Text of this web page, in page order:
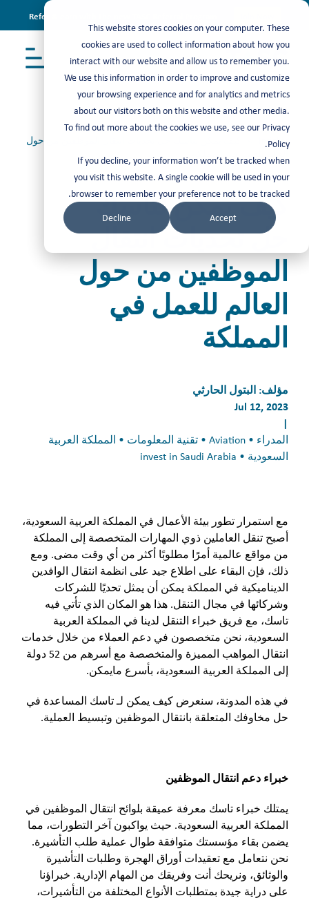
This website stores cookies on your computer. These
cookies are used to collect information about how you
interact with our website and allow us to remember you.
We use this information in order to improve and customize
your browsing experience and for analytics and metrics
about our visitors both on this website and other media.
To find out more about the cookies we use, see our Privacy
Policy.
If you decline, your information won’t be tracked when
you visit this website. A single cookie will be used in your
browser to remember your preference not to be tracked.
Accept
Decline
Refer & earn with the new TASC Referral Program
Insights
> كيف يمكن لتاسك حل تحديات انتقال الموظفين من حول
كيف يمكن لتاسك
حل تحديات انتقال
الموظفين من حول
العالم للعمل في
المملكة
مؤلف: البتول الحارثي
Jul 12, 2023
|
المدراء • Aviation • تقنية المعلومات • المملكة العربية
السعودية • invest in Saudi Arabia
مع استمرار تطور بيئة الأعمال في المملكة العربية السعودية،
أصبح تنقل العاملين ذوي المهارات المتخصصة إلى المملكة
من مواقع عالمية أمرًا مطلوبًا أكثر من أي وقت مضى. ومع
ذلك، فإن البقاء على اطلاع جيد على انظمة انتقال الوافدين
الديناميكية في المملكة يمكن أن يمثل تحديًا للشركات
وشركائها في مجال التنقل. هذا هو المكان الذي تأتي فيه
تاسك، مع فريق خبراء التنقل لدينا في المملكة العربية
السعودية، نحن متخصصون في دعم العملاء من خلال خدمات
انتقال المواهب المميزة والمتخصصة مع أسرهم من 52 دولة
إلى المملكة العربية السعودية، بأسرع مايمكن.
في هذه المدونة، سنعرض كيف يمكن لـ تاسك المساعدة في
حل مخاوفك المتعلقة بانتقال الموظفين وتبسيط العملية.
خبراء دعم انتقال الموظفين
يمتلك خبراء تاسك معرفة عميقة بلوائح انتقال الموظفين في
المملكة العربية السعودية. حيث يواكبون آخر التطورات، مما
يضمن بقاء مؤسستك متوافقة طوال عملية طلب التأشيرة.
نحن نتعامل مع تعقيدات أوراق الهجرة وطلبات التأشيرة
والوثائق، ونريحك أنت وفريقك من المهام الإدارية. خبراؤنا
على دراية جيدة بمتطلبات الأنواع المختلفة من التأشيرات،